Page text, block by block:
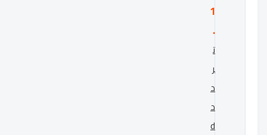
ت
ر
د
د
d